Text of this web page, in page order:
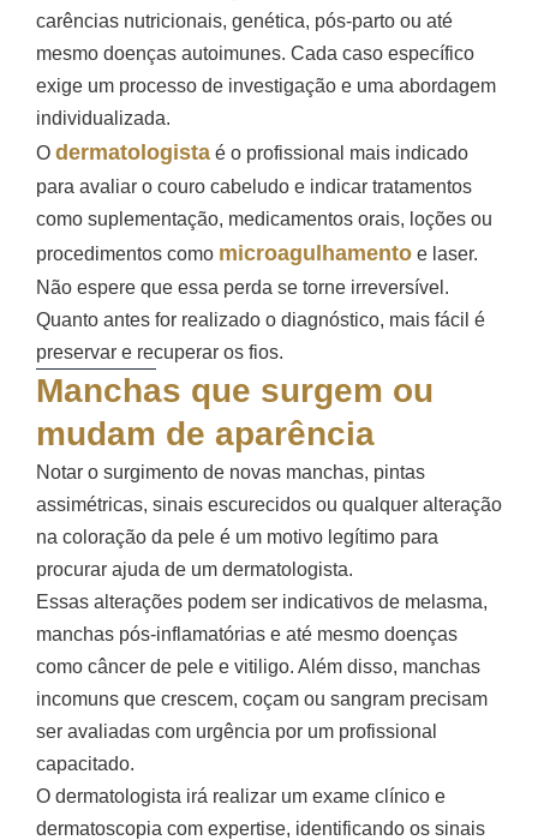
carências nutricionais, genética, pós-parto ou até
mesmo doenças autoimunes. Cada caso específico
exige um processo de investigação e uma abordagem
individualizada.
O dermatologista é o profissional mais indicado
para avaliar o couro cabeludo e indicar tratamentos
como suplementação, medicamentos orais, loções ou
procedimentos como microagulhamento e laser.
Não espere que essa perda se torne irreversível.
Quanto antes for realizado o diagnóstico, mais fácil é
preservar e recuperar os fios.
Manchas que surgem ou
mudam de aparência
Notar o surgimento de novas manchas, pintas
assimétricas, sinais escurecidos ou qualquer alteração
na coloração da pele é um motivo legítimo para
procurar ajuda de um dermatologista.
Essas alterações podem ser indicativos de melasma,
manchas pós-inflamatórias e até mesmo doenças
como câncer de pele e vitiligo. Além disso, manchas
incomuns que crescem, coçam ou sangram precisam
ser avaliadas com urgência por um profissional
capacitado.
O dermatologista irá realizar um exame clínico e
dermatoscopia com expertise, identificando os sinais